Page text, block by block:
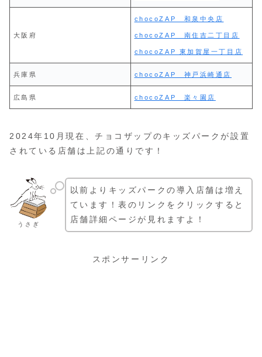
大阪府
chocoZAP 和泉中央店
chocoZAP 南住吉二丁目店
chocoZAP 東加賀屋一丁目店
兵庫県 chocoZAP 神戸浜崎通店
広島県 chocoZAP 楽々園店
2024年10月現在、チョコザップのキッズパークが設置
されている店舗は上記の通りです！
うさぎ
以前よりキッズパークの導入店舗は増え
ています！表のリンクをクリックすると
店舗詳細ページが見れますよ！
スポンサーリンク